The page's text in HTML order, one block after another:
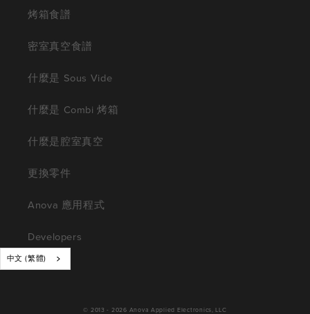
烤箱食譜
密室真空食譜
什麼是 Sous Vide
什麼是 Combi 烤箱
什麼是腔室真空
更換零件
Anova 應用程式
Developers
© 2013 - 2026 Anova Applied Electronics, LLC
中文 (繁體)